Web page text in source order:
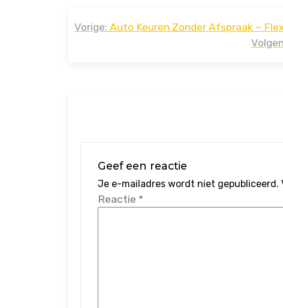
Bericht
Vorige: Auto Keuren Zonder Afspraak –
Geef een reactie
Je e-mailadres wordt niet gepubliceerd.
Reactie *